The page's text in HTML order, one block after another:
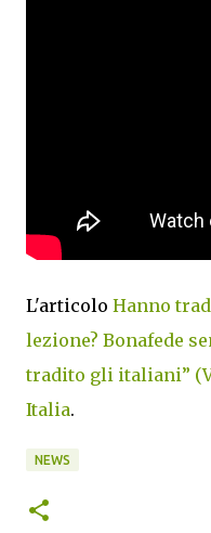
L'articolo Hanno
lezione? Bonafede
tradito gli italiani”
Italia.
NEWS